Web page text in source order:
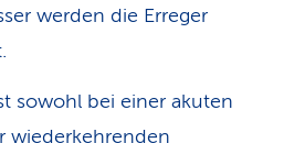
werden die Erreger
sowohl bei einer akuten
wiederkehrenden